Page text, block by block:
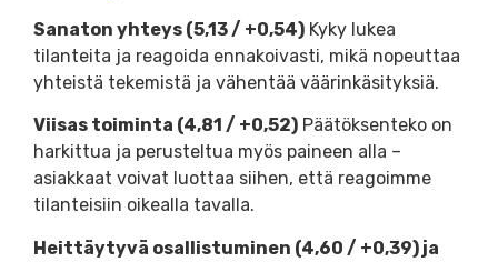
Sanaton yhteys (5,13 / +0,54) Kyky lukea
tilanteita ja reagoida ennakoivasti, mikä nopeuttaa
yhteistä tekemistä ja vähentää väärinkäsityksiä.
Viisas toiminta (4,81 / +0,52) Päätöksenteko on
harkittua ja perusteltua myös paineen alla –
asiakkaat voivat luottaa siihen, että reagoimme
tilanteisiin oikealla tavalla.
Heittäytyvä osallistuminen (4,60 / +0,39) ja